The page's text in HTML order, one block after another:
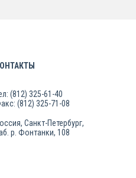
(812) 325-61-40
(812) 325-71-08
Санкт-Петербург,
р. Фонтанки, 108